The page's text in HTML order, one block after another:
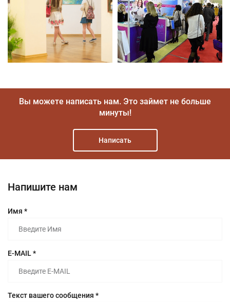
Вы можете написать нам. Это займет не больше
минуты!
Написать
Напишите нам
Имя *
E-MAIL *
Текст вашего сообщения *